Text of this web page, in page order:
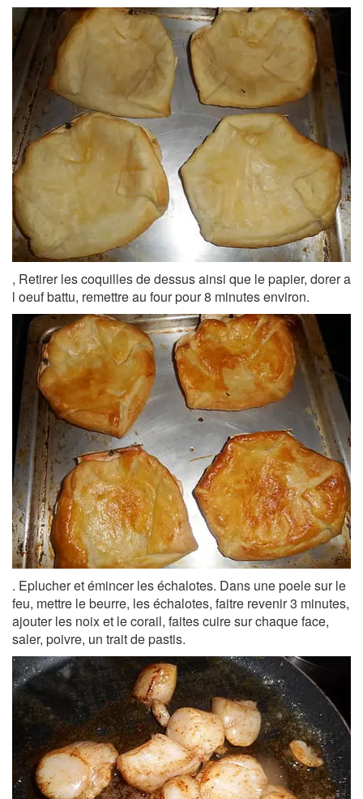
, Retirer les coquilles de dessus ainsi que le papier, dorer a
l oeuf battu, remettre au four pour 8 minutes environ.
. Eplucher et émincer les échalotes. Dans une poele sur le
feu, mettre le beurre, les échalotes, faitre revenir 3 minutes,
ajouter les noix et le corail, faites cuire sur chaque face,
saler, poivre, un trait de pastis.